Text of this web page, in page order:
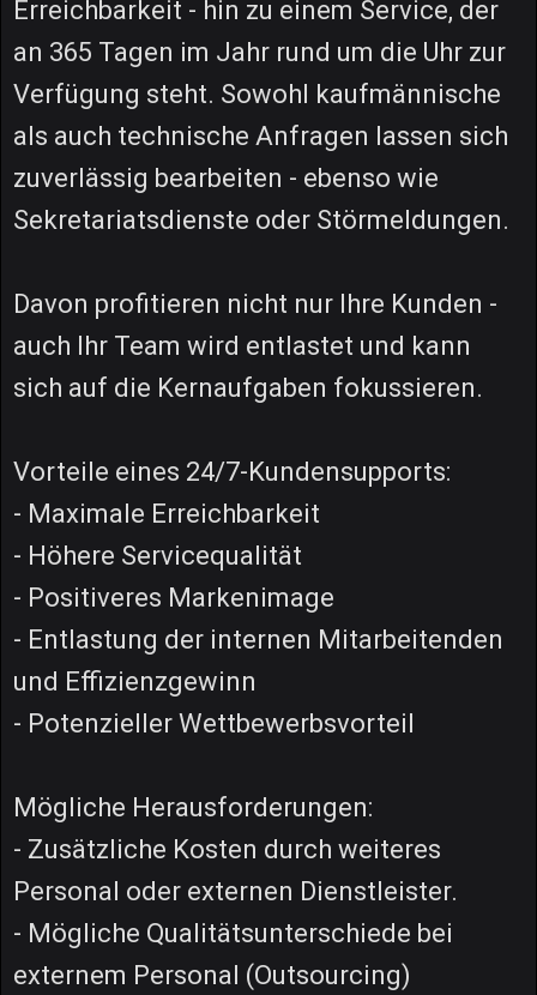
Erreichbarkeit - hin zu einem Service, der
an 365 Tagen im Jahr rund um die Uhr zur
Verfügung steht. Sowohl kaufmännische
als auch technische Anfragen lassen sich
zuverlässig bearbeiten - ebenso wie
Sekretariatsdienste oder Störmeldungen.
Davon profitieren nicht nur Ihre Kunden -
auch Ihr Team wird entlastet und kann
sich auf die Kernaufgaben fokussieren.
Vorteile eines 24/7-Kundensupports:
- Maximale Erreichbarkeit
- Höhere Servicequalität
- Positiveres Markenimage
- Entlastung der internen Mitarbeitenden
und Effizienzgewinn
- Potenzieller Wettbewerbsvorteil
Mögliche Herausforderungen:
- Zusätzliche Kosten durch weiteres
Personal oder externen Dienstleister.
- Mögliche Qualitätsunterschiede bei
externem Personal (Outsourcing)